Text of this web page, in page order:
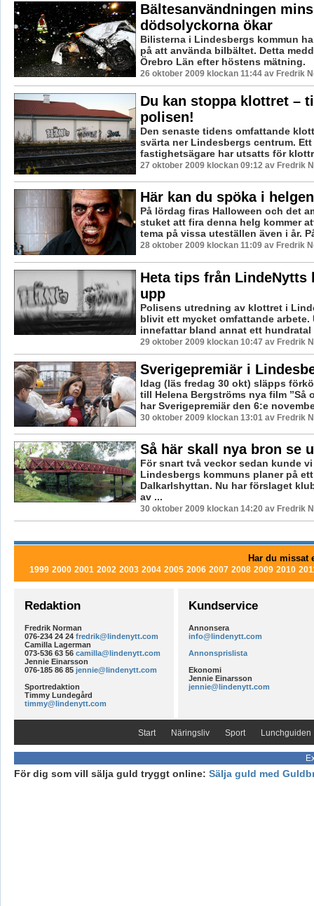
Bältesanvändningen
dödsolyckorna ökar
Bilisterna i Lindesbergs kommun
på att använda bilbältet. Detta
Örebro Län efter höstens mätning.
26 oktober 2009 klockan 11:44 av Fredrik
Du kan stoppa klottret –
polisen!
Den senaste tidens omfattande
svärta ner Lindesbergs centrum.
fastighetsägare har utsatts för
27 oktober 2009 klockan 09:12 av Fredrik
Här kan du spöka i helgen
På lördag firas Halloween och det
stuket att fira denna helg kommer
tema på vissa uteställen även i år.
28 oktober 2009 klockan 11:09 av Fredrik
Heta tips från LindeNytts
upp
Polisens utredning av klottret i
blivit ett mycket omfattande arbete.
innefattar bland annat ett
29 oktober 2009 klockan 10:47 av Fredrik
Sverigepremiär i
Idag (läs fredag 30 okt) släpps
till Helena Bergströms nya film ”Så
har Sverigepremiär den 6:e
30 oktober 2009 klockan 13:01 av Fredrik
Så här skall nya bron se
För snart två veckor sedan kunde
Lindesbergs kommuns planer på
Dalkarlshyttan. Nu har förslaget
av ...
30 oktober 2009 klockan 14:20 av Fredrik
Har du missat
1999 2000 2001 2002 2003 2004 2005 2006 2007 2008 2009 2010
Redaktion
Fredrik Norman
076-234 24 24 fredrik@lindenytt.com
Camilla Lagerman
073-536 63 56 camilla@lindenytt.com
Jennie Einarsson
076-185 86 85 jennie@lindenytt.com
Sportredaktion
Timmy Lundegård
timmy@lindenytt.com
Kundservice
Annonsera
info@lindenytt.com
Annonsprislista
Ekonomi
Jennie Einarsson
jennie@lindenytt.com
Start Näringsliv Sport Lunchguiden
För dig som vill sälja guld tryggt online: Sälja guld med